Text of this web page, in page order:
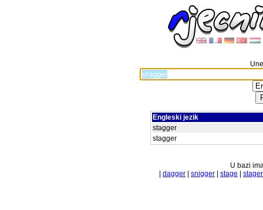
Engleski jezik
stagger
stagger
U bazi
dagger snigger stage stager